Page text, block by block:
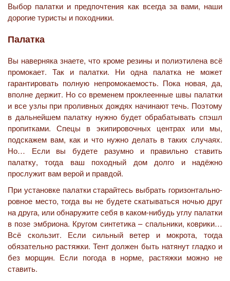
Выбор палатки и предпочтения как всегда за вами, наши
дорогие туристы и походники.
Палатка
Вы наверняка знаете, что кроме резины и полиэтилена всё
промокает. Так и палатки. Ни одна палатка не может
гарантировать полную непромокаемость. Пока новая, да,
вполне держит. Но со временем проклеенные швы палатки
и все узлы при проливных дождях начинают течь. Поэтому
в дальнейшем палатку нужно будет обрабатывать спэшл
пропитками. Спецы в экипировочных центрах или мы,
подскажем вам, как и что нужно делать в таких случаях.
Но… Если вы будете разумно и правильно ставить
палатку, тогда ваш походный дом долго и надёжно
прослужит вам верой и правдой.
При установке палатки старайтесь выбрать горизонтально-
ровное место, тогда вы не будете скатываться ночью друг
на друга, или обнаружите себя в каком-нибудь углу палатки
в позе эмбриона. Кругом синтетика – спальники, коврики…
Всё скользит. Если сильный ветер и мокрота, тогда
обязательно растяжки. Тент должен быть натянут гладко и
без морщин. Если погода в норме, растяжки можно не
ставить.